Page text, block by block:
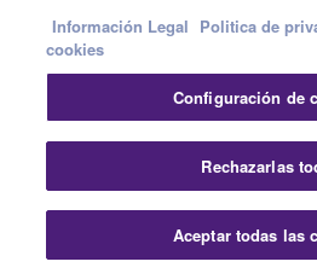
Información Legal Politica de
cookies
Configuración de
Rechazarlas
Aceptar todas las